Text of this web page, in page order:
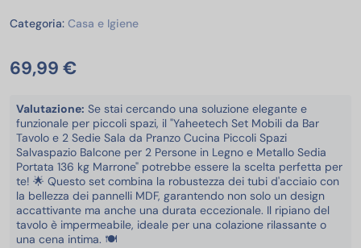
Categoria: Casa e IgieneCasa e Igiene
69,99 €
Valutazione: Se stai cercando una soluzione elegante e
funzionale per piccoli spazi, il "Yaheetech Set Mobili da Bar
Tavolo e 2 Sedie Sala da Pranzo Cucina Piccoli Spazi
Salvaspazio Balcone per 2 Persone in Legno e Metallo Sedia
Portata 136 kg Marrone" potrebbe essere la scelta perfetta per
te! 🌟 Questo set combina la robustezza dei tubi d'acciaio con
la bellezza dei pannelli MDF, garantendo non solo un design
accattivante ma anche una durata eccezionale. Il ripiano del
tavolo è impermeabile, ideale per una colazione rilassante o
una cena intima. 🍽️